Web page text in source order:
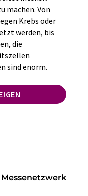
machen. Von
Krebs oder
werden, bis
die
sind enorm.